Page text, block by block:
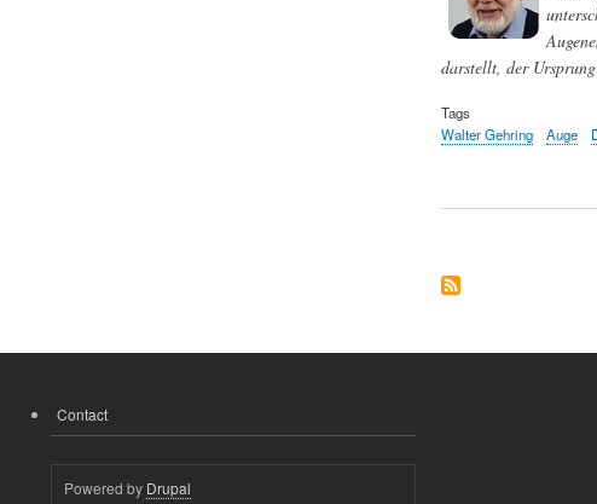
darstellt, der
Tags
Walter Gehring
Auge
FOOTER
Contact
Powered by Drupal